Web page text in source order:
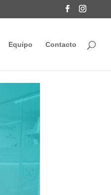
Equipo Contacto